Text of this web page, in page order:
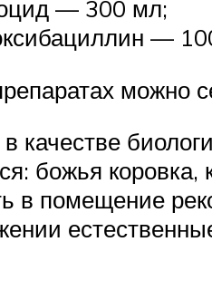
— 300 мл;
—
можно
качестве
божья
в помещение